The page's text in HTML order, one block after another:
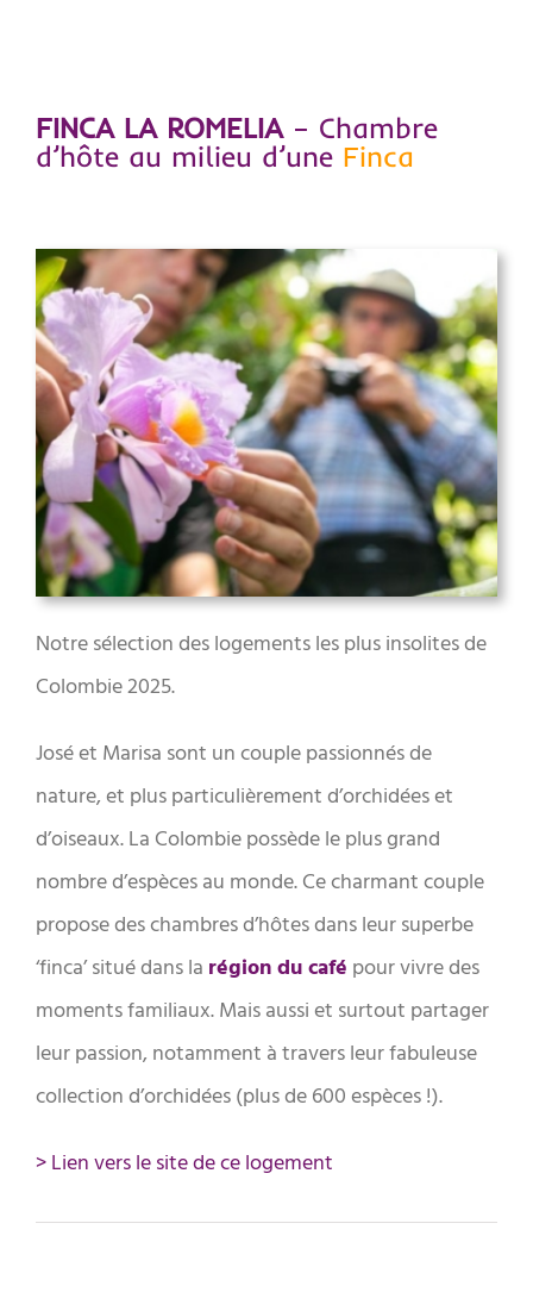
FINCA LA ROMELIA– Chambre
d’hôte au milieu d’une Finca
Notre sélection des logements les plus insolites de
Colombie 2025.
José et Marisa sont un couple passionnés de
nature, et plus particulièrement d’orchidées et
d’oiseaux. La Colombie possède le plus grand
nombre d’espèces au monde. Ce charmant couple
propose des chambres d’hôtes dans leur superbe
‘finca’ situé dans la région du café pour vivre des
moments familiaux. Mais aussi et surtout partager
leur passion, notamment à travers leur fabuleuse
collection d’orchidées (plus de 600 espèces !).
> Lien vers le site de ce logement